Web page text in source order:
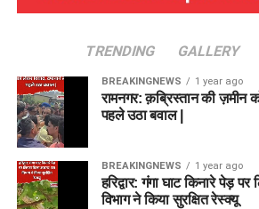
Important Links
Official Notification
Official Website
TRENDING GALLERY
BREAKINGNEWS 1 year ago
रामनगर: क़ब्रिस्तान की ज़मीन
पहले उठा बवाल |
BREAKINGNEWS 1 year ago
हरिद्वार: गंगा घाट किनारे पेड़
विभाग ने किया सुरक्षित रेस्क्यू